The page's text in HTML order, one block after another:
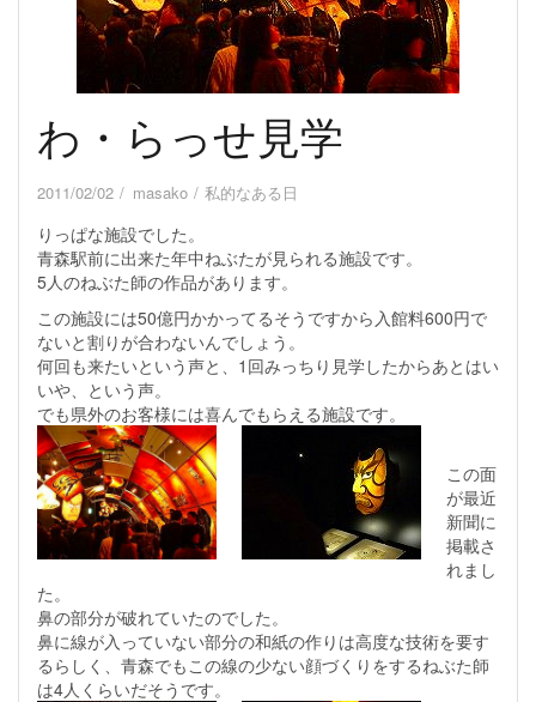
わ・らっせ見学
2011/02/02 masako 私的なある日
りっぱな施設でした。
青森駅前に出来た年中ねぶたが見られる施設です。
5人のねぶた師の作品があります。
この施設には50億円かかってるそうですから入館料600円で
ないと割りが合わないんでしょう。
何回も来たいという声と、1回みっちり見学したからあとはい
いや、という声。
でも県外のお客様には喜んでもらえる施設です。
この面
が最近
新聞に
掲載さ
れまし
た。
鼻の部分が破れていたのでした。
鼻に線が入っていない部分の和紙の作りは高度な技術を要す
るらしく、青森でもこの線の少ない顔づくりをするねぶた師
は4人くらいだそうです。